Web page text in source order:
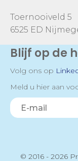
Toernooiveld 5
6525 ED
Blijf op de
Volg ons op
Meld u hier aan
© 2016 - 2026